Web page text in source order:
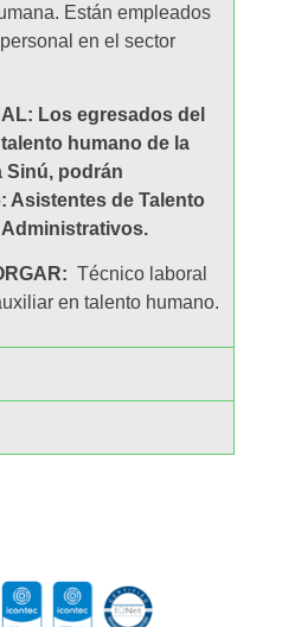
Están empleados
en el sector
Los egresados del
humano de la
Sinú, podrán
Asistentes de Talento
Técnico laboral
en talento humano.